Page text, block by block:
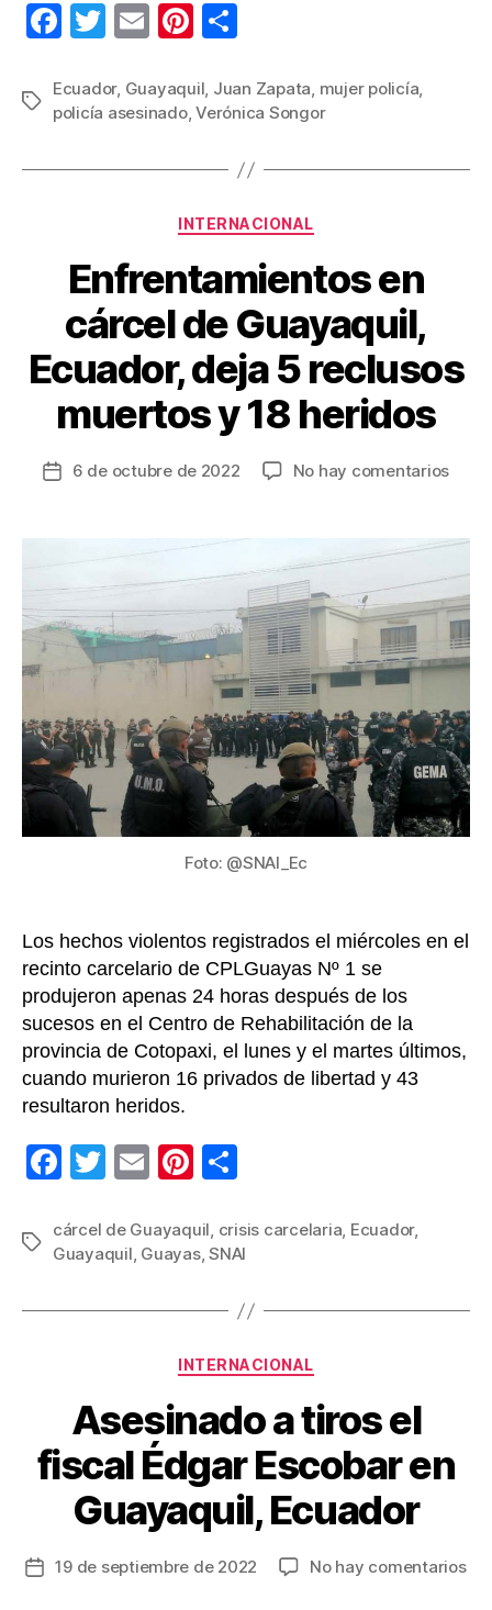
F
c
e
b
k
T
tt
er
E
ail
Pi
er
e
st
m
p
ar
Etiquetas
Ecuador, Guayaquil, Juan Zapata, mujer policía,
policía asesinado,Verónica Songor
Categorías
INTERNACIONAL
Enfrentamientos en
cárcel de Guayaquil,
Ecuador, deja 5 reclusos
muertos y 18 heridos
Fecha
entrada
6 de octubre de 2022 No hay comentariosen
deja
5
y
18
Foto: @SNAI_Ec
Los hechos violentos registrados el miércoles en el
recinto carcelario de CPLGuayas Nº 1 se
produjeron apenas 24 horas después de los
sucesos en el Centro de Rehabilitación de la
provincia de Cotopaxi, el lunes y el martes últimos,
cuando murieron 16 privados de libertad y 43
resultaron heridos.
F
c
e
b
k
T
tt
er
E
ail
Pi
er
e
st
m
p
ar
Etiquetas
cárcel de Guayaquil, crisis carcelaria, Ecuador,
Guayaquil, Guayas,SNAI
Categorías
INTERNACIONAL
Asesinado a tiros el
fiscal Édgar Escobar en
Guayaquil, Ecuador
Fecha19 de septiembre de 2022 No hay comentariosen